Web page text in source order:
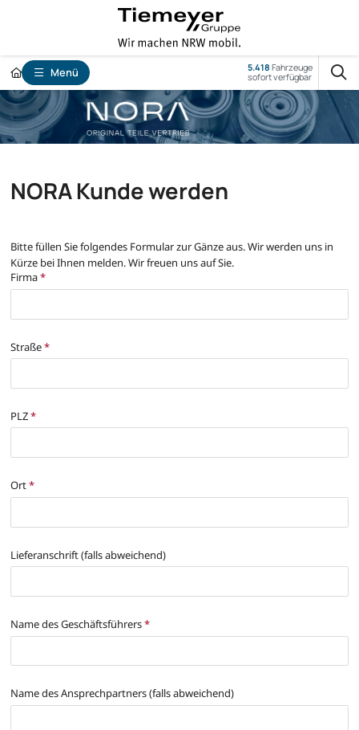
Menü 5.418 Fahrzeuge
sofort verfügbar
NORA Kunde werden
Bitte füllen Sie folgendes Formular zur Gänze aus. Wir werden uns in
Kürze bei Ihnen melden. Wir freuen uns auf Sie.
Firma*
Straße*
PLZ*
Ort*
Lieferanschrift (falls abweichend)
Name des Geschäftsführers*
Name des Ansprechpartners (falls abweichend)